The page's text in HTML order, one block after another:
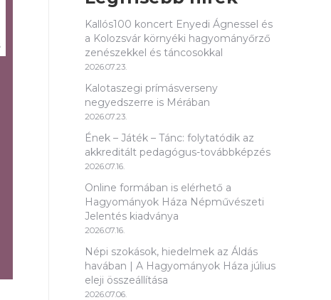
Kallós100 koncert Enyedi Ágnessel és
a Kolozsvár környéki hagyományőrző
zenészekkel és táncosokkal
2026.07.23.
Kalotaszegi prímásverseny
negyedszerre is Mérában
2026.07.23.
Ének – Játék – Tánc: folytatódik az
akkreditált pedagógus-továbbképzés
2026.07.16.
Online formában is elérhető a
Hagyományok Háza Népművészeti
Jelentés kiadványa
2026.07.16.
Népi szokások, hiedelmek az Áldás
havában | A Hagyományok Háza július
eleji összeállítása
2026.07.06.